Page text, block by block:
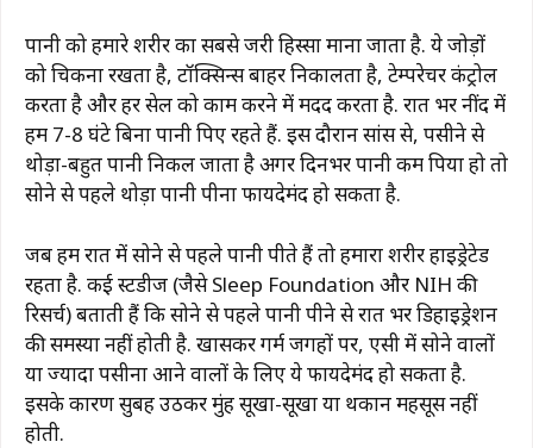
पानी को हमारे शरीर का सबसे जरूरी हिस्सा माना जाता है. ये जोड़ों
को चिकना रखता है, टॉक्सिन्स बाहर निकालता है, टेम्परेचर कंट्रोल
करता है और हर सेल को काम करने में मदद करता है. रात भर नींद में
हम 7-8 घंटे बिना पानी पिए रहते हैं. इस दौरान सांस से, पसीने से
थोड़ा-बहुत पानी निकल जाता है अगर दिनभर पानी कम पिया हो तो
सोने से पहले थोड़ा पानी पीना फायदेमंद हो सकता है.
जब हम रात में सोने से पहले पानी पीते हैं तो हमारा शरीर हाइड्रेटेड
रहता है. कई स्टडीज (जैसे Sleep Foundation और NIH की
रिसर्च) बताती हैं कि सोने से पहले पानी पीने से रात भर डिहाइड्रेशन
की समस्या नहीं होती है. खासकर गर्म जगहों पर, एसी में सोने वालों
या ज्यादा पसीना आने वालों के लिए ये फायदेमंद हो सकता है.
इसके कारण सुबह उठकर मुंह सूखा-सूखा या थकान महसूस नहीं
होती.